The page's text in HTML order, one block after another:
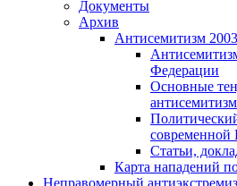
Документы
Архив
Антисемитизм
Федерации
Основные
современной
Статьи,
Карта нападений